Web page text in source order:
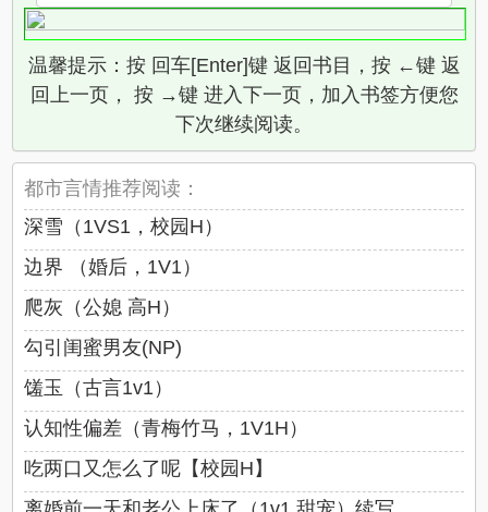
温馨提示：按 回车[Enter]键 返回书目，按 ←键 返
回上一页， 按 →键 进入下一页，加入书签方便您
下次继续阅读。
都市言情推荐阅读：
深雪（1VS1，校园H）
边界 （婚后，1V1）
爬灰（公媳 高H）
勾引闺蜜男友(NP)
馐玉（古言1v1）
认知性偏差（青梅竹马，1V1H）
吃两口又怎么了呢【校园H】